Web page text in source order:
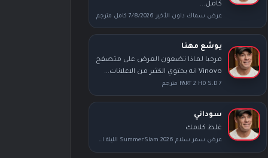
كامل...
عرض سماك داون الأخير 7/8/2026 كامل مترجم
يوشع مهنا
مرحبا لماذا تضعون العرض على متصفح
Vinovo انه يحتوي الكثير من الاعلانات...
PART 2 HD S.D 7 مترجم
سوداني
غلط كلامك
عرض سمر سلام SummerSlam 2026 الليلة الأولى كامل مترجم